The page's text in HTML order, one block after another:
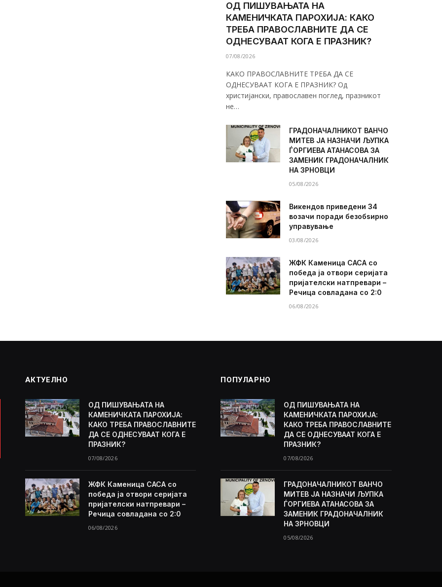
ОД ПИШУВАЊАТА НА
КАМЕНИЧКАТА ПАРОХИЈА: КАКО
ТРЕБА ПРАВОСЛАВНИТЕ ДА СЕ
ОДНЕСУВААТ КОГА Е ПРАЗНИК?
07/08/2026
КАКО ПРАВОСЛАВНИТЕ ТРЕБА ДА СЕ
ОДНЕСУВААТ КОГА Е ПРАЗНИК? Од
христијански, православен поглед, празникот
не…
ГРАДОНАЧАЛНИКОТ ВАНЧО
МИТЕВ ЈА НАЗНАЧИ ЉУПКА
ЃОРГИЕВА АТАНАСОВА ЗА
ЗАМЕНИК ГРАДОНАЧАЛНИК
НА ЗРНОВЦИ
05/08/2026
Викендов приведени 34
возачи поради безобѕирно
управување
03/08/2026
ЖФК Каменица САСА со
победа ја отвори серијата
пријателски натпревари –
Речица совладана со 2:0
06/08/2026
АКТУЕЛНО
ОД ПИШУВАЊАТА НА
КАМЕНИЧКАТА ПАРОХИЈА:
КАКО ТРЕБА ПРАВОСЛАВНИТЕ
ДА СЕ ОДНЕСУВААТ КОГА Е
ПРАЗНИК?
07/08/2026
ЖФК Каменица САСА со
победа ја отвори серијата
пријателски натпревари –
Речица совладана со 2:0
06/08/2026
ПОПУЛАРНО
ОД ПИШУВАЊАТА НА
КАМЕНИЧКАТА ПАРОХИЈА:
КАКО ТРЕБА ПРАВОСЛАВНИТЕ
ДА СЕ ОДНЕСУВААТ КОГА Е
ПРАЗНИК?
07/08/2026
ГРАДОНАЧАЛНИКОТ ВАНЧО
МИТЕВ ЈА НАЗНАЧИ ЉУПКА
ЃОРГИЕВА АТАНАСОВА ЗА
ЗАМЕНИК ГРАДОНАЧАЛНИК
НА ЗРНОВЦИ
05/08/2026